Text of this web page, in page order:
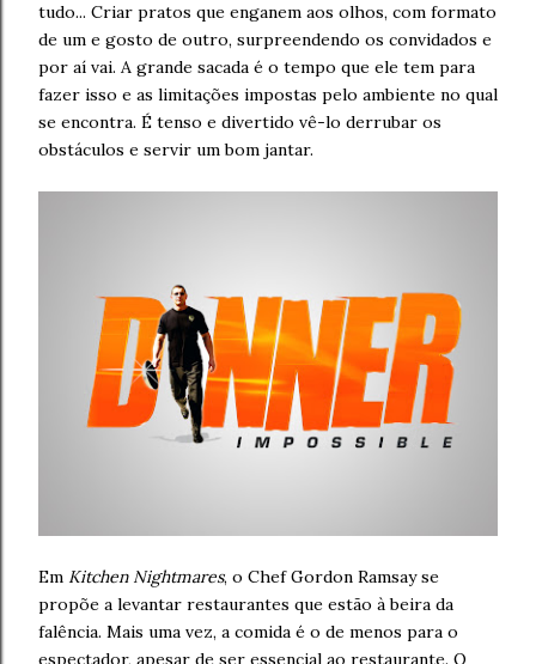
tudo... Criar pratos que enganem aos olhos, com formato
de um e gosto de outro, surpreendendo os convidados e
por aí vai. A grande sacada é o tempo que ele tem para
fazer isso e as limitações impostas pelo ambiente no qual
se encontra. É tenso e divertido vê-lo derrubar os
obstáculos e servir um bom jantar.
Em Kitchen Nightmares, o Chef Gordon Ramsay se
propõe a levantar restaurantes que estão à beira da
falência. Mais uma vez, a comida é o de menos para o